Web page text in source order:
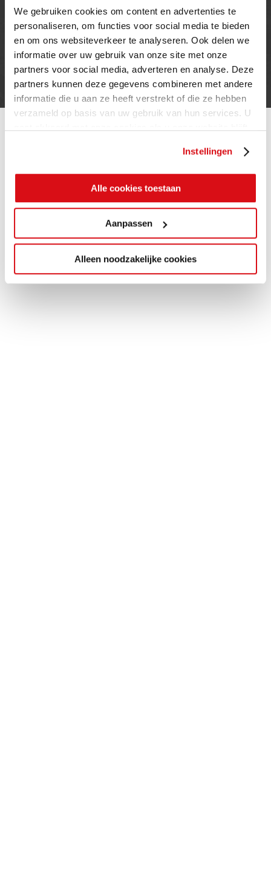
We gebruiken cookies om content en advertenties te
personaliseren, om functies voor social media te bieden
en om ons websiteverkeer te analyseren. Ook delen we
informatie over uw gebruik van onze site met onze
partners voor social media, adverteren en analyse. Deze
partners kunnen deze gegevens combineren met andere
informatie die u aan ze heeft verstrekt of die ze hebben
verzameld op basis van uw gebruik van hun services. U
Instellingen
Alle cookies toestaan
Aanpassen
Alleen noodzakelijke cookies
INFORMATIE
Cookie beleid
Contact